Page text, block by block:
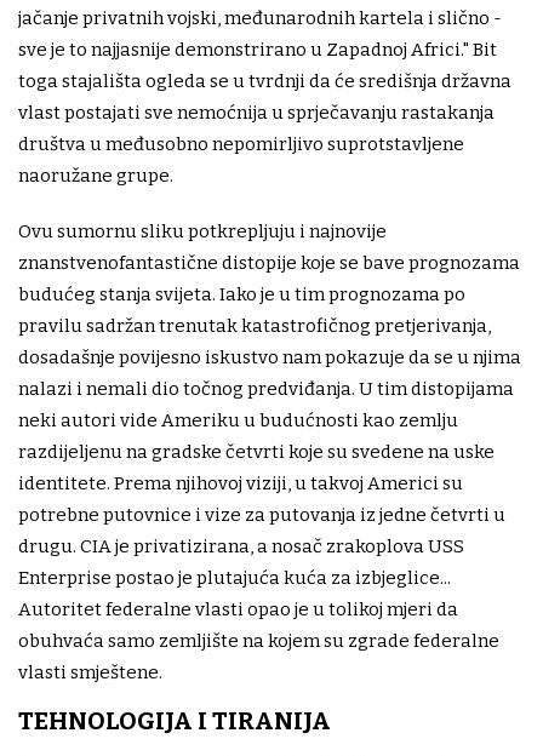
jačanje privatnih vojski, međunarodnih kartela i slično -
sve je to najjasnije demonstrirano u Zapadnoj Africi." Bit
toga stajališta ogleda se u tvrdnji da će središnja državna
vlast postajati sve nemoćnija u sprječavanju rastakanja
društva u međusobno nepomirljivo suprotstavljene
naoružane grupe.
Ovu sumornu sliku potkrepljuju i najnovije
znanstvenofantastične distopije koje se bave prognozama
budućeg stanja svijeta. Iako je u tim prognozama po
pravilu sadržan trenutak katastrofičnog pretjerivanja,
dosadašnje povijesno iskustvo nam pokazuje da se u njima
nalazi i nemali dio točnog predviđanja. U tim distopijama
neki autori vide Ameriku u budućnosti kao zemlju
razdijeljenu na gradske četvrti koje su svedene na uske
identitete. Prema njihovoj viziji, u takvoj Americi su
potrebne putovnice i vize za putovanja iz jedne četvrti u
drugu. CIA je privatizirana, a nosač zrakoplova USS
Enterprise postao je plutajuća kuća za izbjeglice...
Autoritet federalne vlasti opao je u tolikoj mjeri da
obuhvaća samo zemljište na kojem su zgrade federalne
vlasti smještene.
TEHNOLOGIJA I TIRANIJA